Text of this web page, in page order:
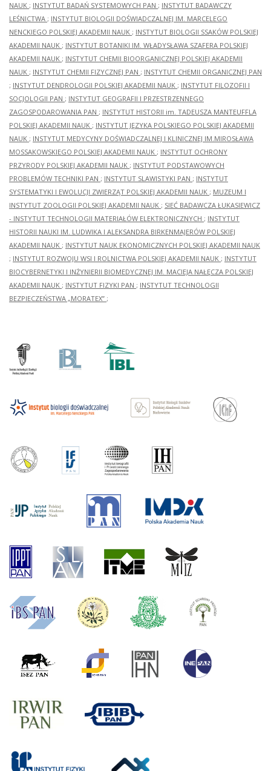
NAUK ; INSTYTUT BADAŃ SYSTEMOWYCH PAN ; INSTYTUT BADAWCZY
LEŚNICTWA ; INSTYTUT BIOLOGII DOŚWIADCZALNEJ IM. MARCELEGO
NENCKIEGO POLSKIEJ AKADEMII NAUK ; INSTYTUT BIOLOGII SSAKÓW POLSKIEJ
AKADEMII NAUK ; INSTYTUT BOTANIKI IM. WŁADYSŁAWA SZAFERA POLSKIEJ
AKADEMII NAUK ; INSTYTUT CHEMII BIOORGANICZNEJ POLSKIEJ AKADEMII
NAUK ; INSTYTUT CHEMII FIZYCZNEJ PAN ; INSTYTUT CHEMII ORGANICZNEJ PAN
; INSTYTUT DENDROLOGII POLSKIEJ AKADEMII NAUK ; INSTYTUT FILOZOFII I
SOCJOLOGII PAN ; INSTYTUT GEOGRAFII I PRZESTRZENNEGO
ZAGOSPODAROWANIA PAN ; INSTYTUT HISTORII im. TADEUSZA MANTEUFFLA
POLSKIEJ AKADEMII NAUK ; INSTYTUT JĘZYKA POLSKIEGO POLSKIEJ AKADEMII
NAUK ; INSTYTUT MEDYCYNY DOŚWIADCZALNEJ I KLINICZNEJ IM.MIROSŁAWA
MOSSAKOWSKIEGO POLSKIEJ AKADEMII NAUK ; INSTYTUT OCHRONY
PRZYRODY POLSKIEJ AKADEMII NAUK ; INSTYTUT PODSTAWOWYCH
PROBLEMÓW TECHNIKI PAN ; INSTYTUT SLAWISTYKI PAN ; INSTYTUT
SYSTEMATYKI I EWOLUCJI ZWIERZĄT POLSKIEJ AKADEMII NAUK ; MUZEUM I
INSTYTUT ZOOLOGII POLSKIEJ AKADEMII NAUK ; SIEĆ BADAWCZA ŁUKASIEWICZ
- INSTYTUT TECHNOLOGII MATERIAŁÓW ELEKTRONICZNYCH ; INSTYTUT
HISTORII NAUKI IM. LUDWIKA I ALEKSANDRA BIRKENMAJERÓW POLSKIEJ
AKADEMII NAUK ; INSTYTUT NAUK EKONOMICZNYCH POLSKIEJ AKADEMII NAUK
; INSTYTUT ROZWOJU WSI I ROLNICTWA POLSKIEJ AKADEMII NAUK ; INSTYTUT
BIOCYBERNETYKI I INŻYNIERII BIOMEDYCZNEJ IM. MACIEJA NAŁĘCZA POLSKIEJ
AKADEMII NAUK ; INSTYTUT FIZYKI PAN ; INSTYTUT TECHNOLOGII
BEZPIECZEŃSTWA „MORATEX” ;